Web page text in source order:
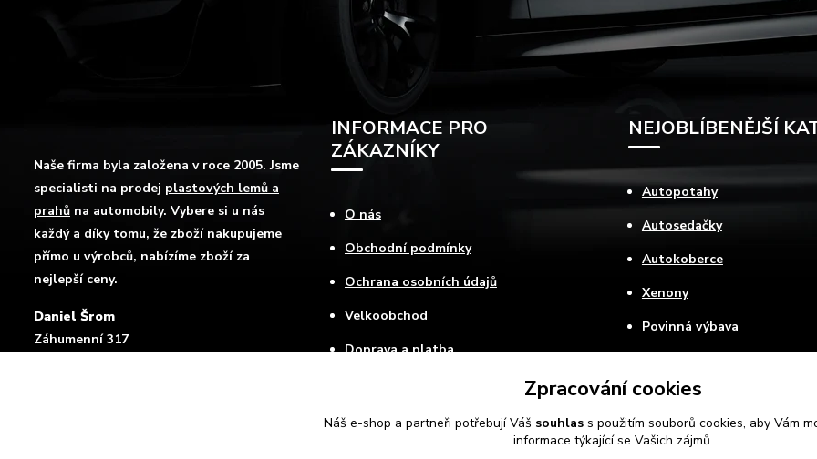
Naše firma byla založena v roce 2005. Jsme
specialisti na prodej plastových lemů a
prahů na automobily. Vybere si u nás
každý a díky tomu, že zboží nakupujeme
přímo u výrobců, nabízíme zboží za
nejlepší ceny.
Daniel Šrom
Záhumenní 317
INFORMACE PRO
ZÁKAZNÍKY
O nás
Obchodní podmínky
Ochrana osobních údajů
Velkoobchod
Doprava a platba
Kontakty
NEJOBLÍBENĚJŠÍ
Autopotahy
Autosedačky
Autokoberce
Xenony
Povinná výbava
Zpracování cookies
Náš e-shop a partneři potřebují Váš souhlass použitím souborů cookies, aby Vám
informace týkající se Vašich zájmů.